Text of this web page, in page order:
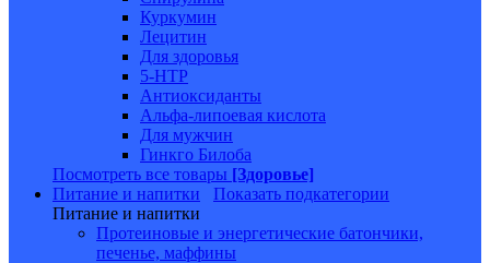
Куркумин
Лецитин
Для здоровья
5-HTP
Антиоксиданты
Альфа-липоевая кислота
Для мужчин
Гинкго Билоба
Посмотреть все товары [Здоровье]
Питание и напитки
Показать подкатегории
Питание и напитки
Протеиновые и энергетические батончики,
печенье, маффины